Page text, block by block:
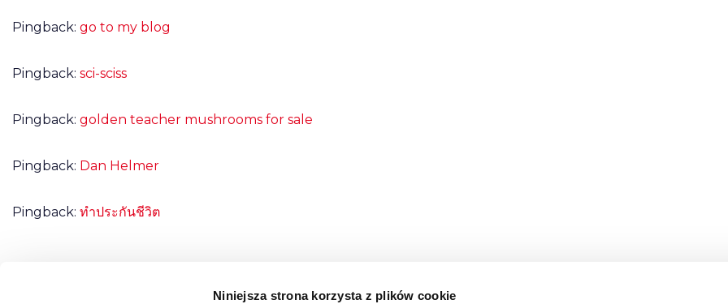
Niniejsza strona korzysta z plików cookie
Pingback: go to my blog
Pingback: sci-sciss
Pingback: golden teacher mushrooms for sale
Pingback: Dan Helmer
Pingback: ทำประกันชีวิต
Możliwość komentowania została wyłączona.